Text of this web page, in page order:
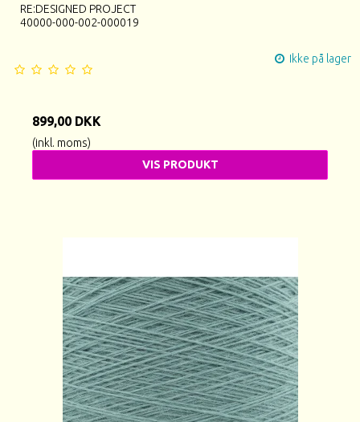
RE:DESIGNED PROJECT
40000-000-002-000019
Ikke på lager
899,00 DKK
(inkl. moms)
VIS PRODUKT